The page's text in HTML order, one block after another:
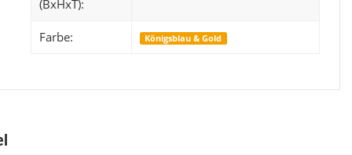
(BxHxT):
Farbe: Königsblau & Gold